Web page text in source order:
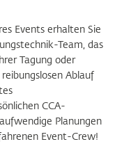
Events erhalten Sie
Team, das
Tagung oder
Ablauf
CCA-
Planungen
Event-Crew!